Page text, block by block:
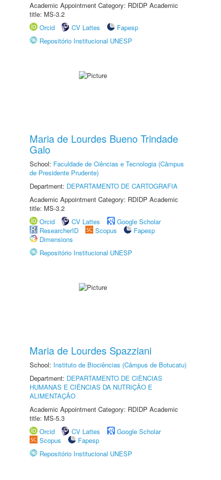
Academic Appointment Category: RDIDP Academic
title: MS-3.2
Orcid
CV Lattes
Fapesp
Repositório Institucional UNESP
Maria de Lourdes Bueno Trindade
Galo
School: Faculdade de Ciências e Tecnologia (Câmpus
de Presidente Prudente)
Department: DEPARTAMENTO DE CARTOGRAFIA
Academic Appointment Category: RDIDP Academic
title: MS-3.2
Orcid
CV Lattes
Google Scholar
ResearcherID
Scopus
Fapesp
Dimensions
Repositório Institucional UNESP
Maria de Lourdes Spazziani
School: Instituto de Biociências (Câmpus de Botucatu)
Department: DEPARTAMENTO DE CIÊNCIAS
HUMANAS E CIÊNCIAS DA NUTRIÇÃO E
ALIMENTAÇÃO
Academic Appointment Category: RDIDP Academic
title: MS-5.3
Orcid
CV Lattes
Google Scholar
Scopus
Fapesp
Repositório Institucional UNESP